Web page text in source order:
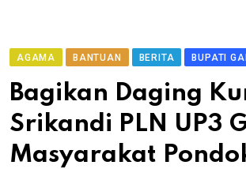
AGAMA BANTUAN BERITA BUPATI
Bagikan Daging
Srikandi PLN UP3
Masyarakat